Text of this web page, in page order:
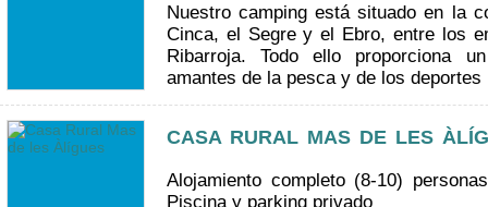
Nuestro camping está situado en la
Cinca, el Segre y el Ebro, entre los
Ribarroja. Todo ello proporciona
amantes de la pesca y de los deportes
CASA RURAL MAS DE LES
Alojamiento completo (8-10)
Piscina y parking privado